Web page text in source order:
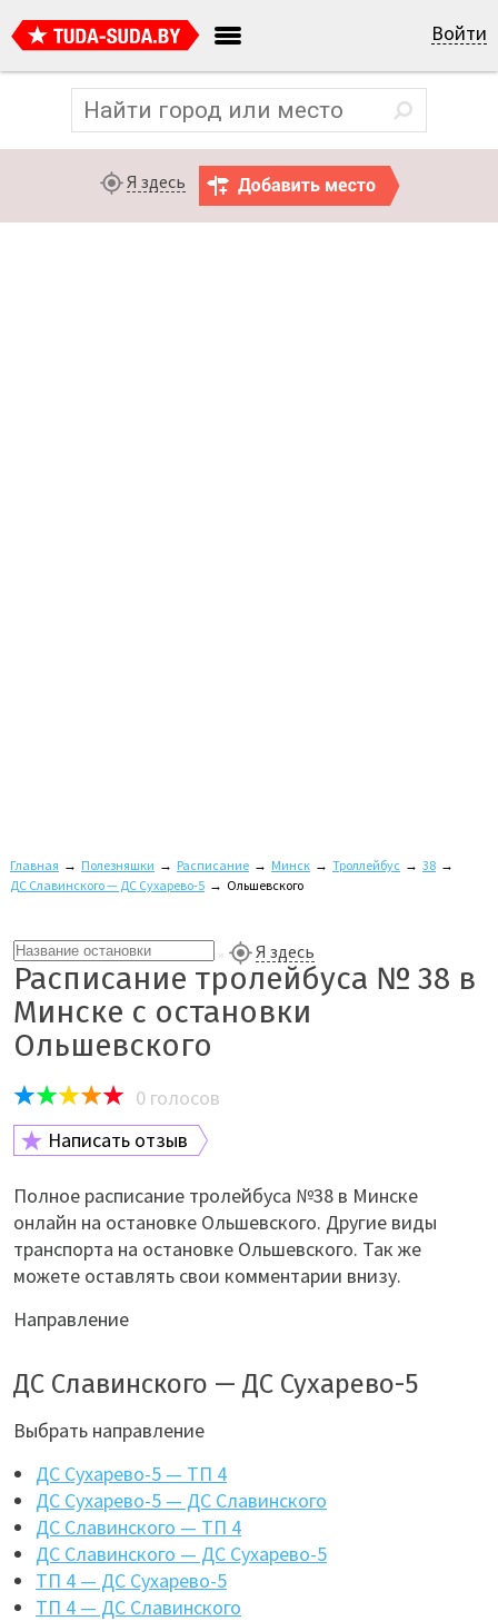
Войти
Я здесь
Главная → Полезняшки → Расписание → Минск → Троллейбус → 38 →
ДС Славинского — ДС Сухарево-5 → Ольшевского
Я здесь
Расписание тролейбуса № 38 в
Минске с остановки
Ольшевского
0 голосов
Написать отзыв
Полное расписание тролейбуса №38 в Минске
онлайн на остановке Ольшевского. Другие виды
транспорта на остановке Ольшевского. Так же
можете оставлять свои комментарии внизу.
Направление
ДС Славинского — ДС Сухарево-5
Выбрать направление
ДС Сухарево-5 — ТП 4
ДС Сухарево-5 — ДС Славинского
ДС Славинского — ТП 4
ДС Славинского — ДС Сухарево-5
ТП 4 — ДС Сухарево-5
ТП 4 — ДС Славинского